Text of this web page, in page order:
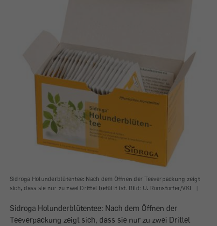
Sidroga Holunderblütentee: Nach dem Öffnen der Teeverpackung zeigt
sich, dass sie nur zu zwei Drittel befüllt ist. Bild: U. Romstorfer/VKI
|
Sidroga Holunderblütentee: Nach dem Öffnen der
Teeverpackung zeigt sich, dass sie nur zu zwei Drittel